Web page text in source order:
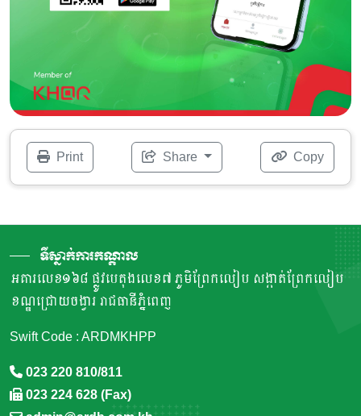
Print Share Copy
ទីស្នាក់ការកណ្តាល
អគារលេខ១៦៨ ផ្លូវបេតុងលេខ៧ ភូមិព្រែកលៀប សង្កាត់ព្រែកលៀប
ខណ្ឌជ្រោយចង្វារ រាជធានីភ្នំពេញ
Swift Code : ARDMKHPP
023 220 810/811
023 224 628 (Fax)